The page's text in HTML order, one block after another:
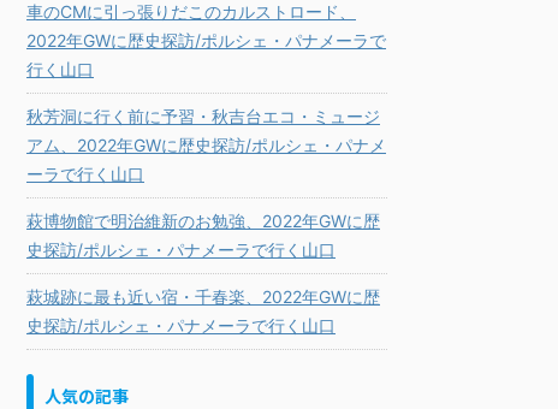
車のCMに引っ張りだこのカルストロード、
2022年GWに歴史探訪/ポルシェ・パナメーラで
行く山口
秋芳洞に行く前に予習・秋吉台エコ・ミュージ
アム、2022年GWに歴史探訪/ポルシェ・パナメ
ーラで行く山口
萩博物館で明治維新のお勉強、2022年GWに歴
史探訪/ポルシェ・パナメーラで行く山口
萩城跡に最も近い宿・千春楽、2022年GWに歴
史探訪/ポルシェ・パナメーラで行く山口
人気の記事